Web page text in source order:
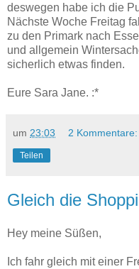
deswegen habe ich die
Nächste Woche Freitag
zu den Primark nach
und allgemein
sicherlich etwas finden.
Eure Sara Jane. :*
um 23:03 2 Kommentare:
Teilen
Gleich die
Hey meine Süßen,
Ich fahr gleich mit einer